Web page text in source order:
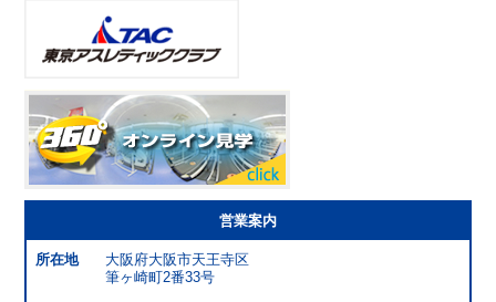
営業案内
所在地
大阪府大阪市天王寺区
筆ヶ崎町2番33号